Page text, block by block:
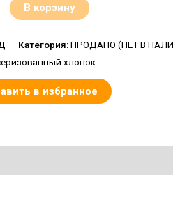
В корзину
Категория:ПРОДАНО (НЕТ В
хлопок
в избранное